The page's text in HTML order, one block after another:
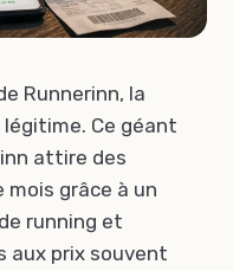
Runnerinn, la
Ce géant
attire des
grâce à un
running et
aux prix souvent